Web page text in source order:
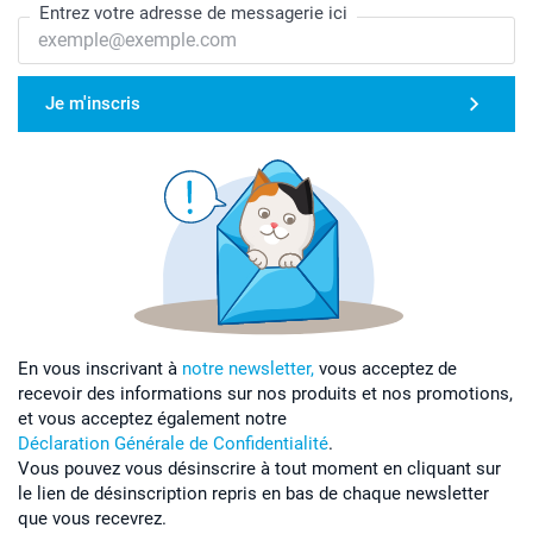
Entrez votre adresse de messagerie ici
Je m'inscris
En vous inscrivant à notre newsletter, vous acceptez de
recevoir des informations sur nos produits et nos promotions,
et vous acceptez également notre
Déclaration Générale de Confidentialité.
Vous pouvez vous désinscrire à tout moment en cliquant sur
le lien de désinscription repris en bas de chaque newsletter
que vous recevrez.